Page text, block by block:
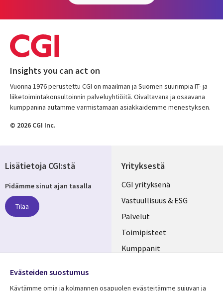
Insights you can act on
Vuonna 1976 perustettu CGI on maailman ja Suomen suurimpia IT- ja
liiketoimintakonsultoinnin palveluyhtiöitä. Oivaltavana ja osaavana
kumppanina autamme varmistamaan asiakkaidemme menestyksen.
© 2026 CGI Inc.
Yrityksestä
Useful
links
FINLAND
CGI yrityksenä
Vastuullisuus & ESG
Palvelut
Toimipisteet
Kumppanit
Lisätietoja CGI:stä
Pidämme sinut ajan tasalla
Tilaa
Evästeiden suostumus
Käytämme omia ja kolmannen osapuolen evästeitämme sujuvan ja